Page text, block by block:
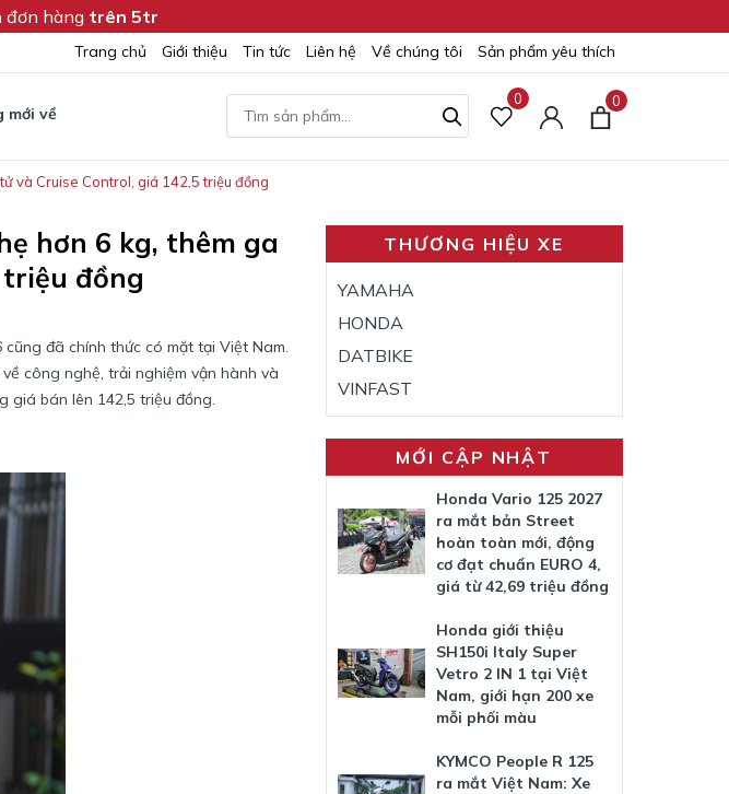
đơn hàng trên 5tr
Trang chủ Giới thiệu Tin tức Liên hệ Về chúng tôi Sản phẩm yêu thích
mới về
0 0
và Cruise Control, giá 142,5 triệu đồng
hơn 6 kg, thêm ga
đồng
đã chính thức có mặt tại Việt Nam.
công nghệ, trải nghiệm vận hành và
giá bán lên 142,5 triệu đồng.
THƯƠNG HIỆU XE
YAMAHA
HONDA
DATBIKE
VINFAST
MỚI CẬP NHẬT
Honda Vario 125 2027
ra mắt bản Street
hoàn toàn mới, động
cơ đạt chuẩn EURO 4,
giá từ 42,69 triệu đồng
Honda giới thiệu
SH150i Italy Super
Vetro 2 IN 1 tại Việt
Nam, giới hạn 200 xe
mỗi phối màu
KYMCO People R 125
ra mắt Việt Nam: Xe